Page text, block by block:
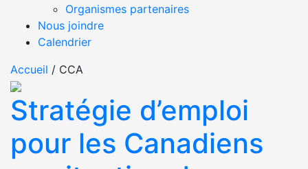
Organismes partenaires
Nous joindre
Calendrier
Accueil / CCA
Stratégie d’emploi
pour les Canadiens